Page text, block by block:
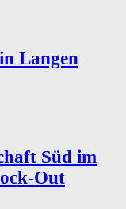
Langen
Süd im
Out